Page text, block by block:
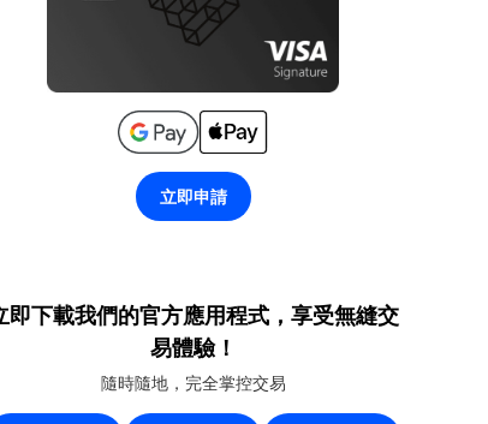
立即申請
即下載我們的官方應用程式，享受無縫交
易體驗！
隨時隨地，完全掌控交易